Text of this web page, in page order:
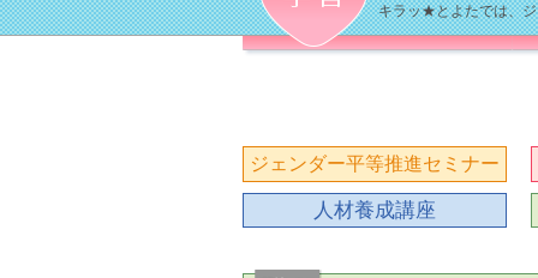
キラッ★とよたでは、ジ
ジェンダー平等推進セミナー
人材養成講座